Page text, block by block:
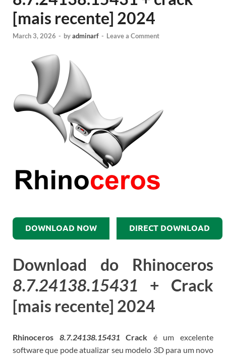
[mais recente] 2024
March 3, 2026 - byadminarf - Leave a Comment
DOWNLOAD NOW DIRECT DOWNLOAD
Download do Rhinoceros
8.7.24138.15431 + Crack
[mais recente] 2024
Rhinoceros 8.7.24138.15431 Crack é um excelente
software que pode atualizar seu modelo 3D para um novo